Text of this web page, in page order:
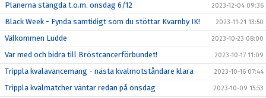
Planerna stängda t.o.m. onsdag 6/12 2023-12-04 09:36
Black Week - Fynda samtidigt som du stöttar Kvarnby IK! 2023-11-21 13:50
Välkommen Ludde 2023-10-23 08:00
Var med och bidra till Bröstcancerförbundet! 2023-10-17 11:09
Trippla kvalavancemang - nästa kvalmotståndare klara 2023-10-16 07:44
Trippla kvalmatcher väntar redan på onsdag 2023-10-09 15:53